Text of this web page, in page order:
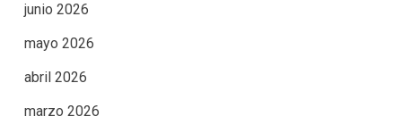
junio 2026
mayo 2026
abril 2026
marzo 2026